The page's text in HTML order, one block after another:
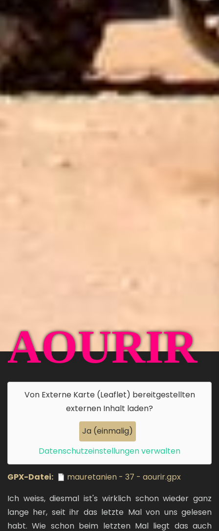
AOURIR
Von Externe Karte (Leaflet) bereitgestellten
externen Inhalt laden?
Ja (einmalig)
Datenschutzeinstellungen verwalten
GPX-Datei
mauretanien - 37 - aourir.gpx
Ich weiss, diesmal ist's wirklich schon wieder ganz
lange her, seit ihr das letzte Mal von uns gelesen
habt. Wie schon beim letzten Mal liegt das auch